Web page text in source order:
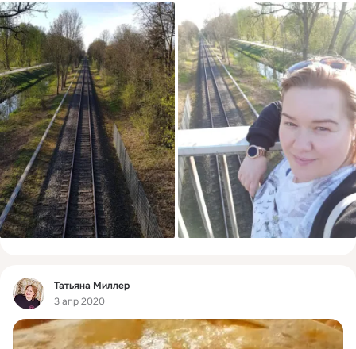
Фид
Татьяна Миллер
3 апр 2020